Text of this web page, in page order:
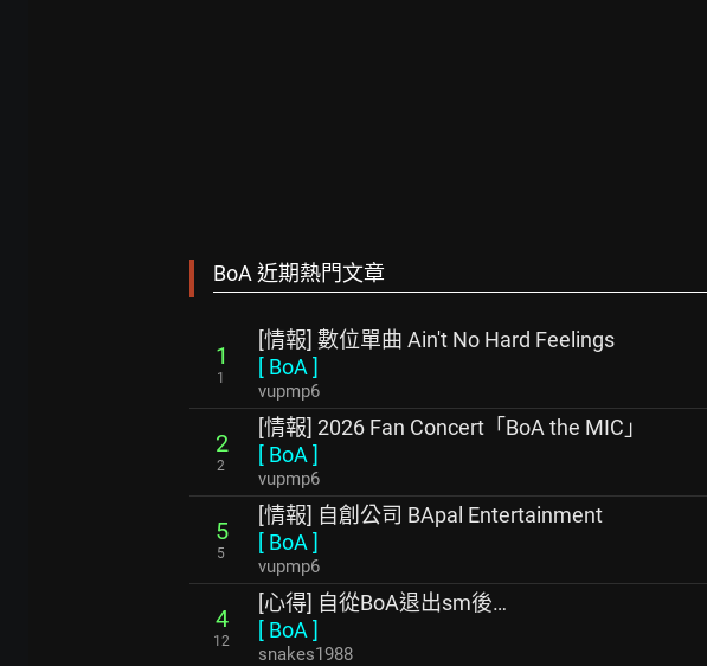
BoA 近期熱門文章
1
1
[情報] 數位單曲 Ain't No Hard Feelings
[ BoA ]
vupmp6
2
2
[情報] 2026 Fan Concert「BoA the MIC」
[ BoA ]
vupmp6
5
5
[情報] 自創公司 BApal Entertainment
[ BoA ]
vupmp6
4
12
[心得] 自從BoA退出sm後…
[ BoA ]
snakes1988